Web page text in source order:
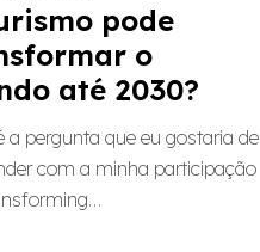
pode
o
até 2030?
a pergunta que eu gostaria de
com a minha participação